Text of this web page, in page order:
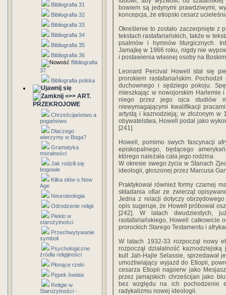
Bibliografia 31
Bibliografia 32
Bibliografia 33
Bibliografia 34
Bibliografia 35
Bibliografia 36
Bibliografia
37
Bibliografia polska
=>> ART.
PRZEKROJOWE
Chrześcijaństwo a
pogaństwo
Dlaczego
wierzymy w Boga?
Gramatyka
moralności
Jak rodzili się
bogowie
Kilka słów o New
Age
Neuroteologia
Odrodzenie religii
Piekło w
starożytności
Przechwytywanie
symboli
Psychologiczne
źródła religijności
Płonące rzeki
Pępek świata
Religie w
Starożytności -
bowiem są jedynymi prawdziwymi,
koncepcja, że etiopski cesarz
Określenie to zostało zaczerpnięte z
tekstach rastafariańskich, także w
psalmów i hymnów liturgicznych.
Jamajkę w 1966 roku, nigdy nie
i postawienia własnej osoby na
Leonard Percival Howell stał się
prorokiem rastafariańskim.
duchownego i sędziego pokoju.
mieszkając w nowojorskim Harlemie
niego przez jego ojca studiów
niewymagającymi kwalifikacji
artystą i kaznodzieją; w złożonym
obywatelstwa, Howell podał jako
[241].
Howell, pomimo swych fascynacji
episkopalnego, będącego
którego należała cała jego rodzina.
W okresie swego życia w Stanach
ideologii, głoszonej przez Marcusa
Praktykował również formy czarnej
składania ofiar ze zwierząt
Jedna z relacji dotyczy
opis sugeruje, że Howell próbował
[242]. W latach dwudziestych,
rastafariańskiego, Howell całkowicie
prorockich Starego Testamentu i
W latach 1932-33 rozpoczął nowy
rozpoczął działalność
kult Jah-Hajle Selassie, sprzedawał
umożliwiający wyjazd do Etiopii,
cesarza Etiopii najpierw jako
przez jamajskich chrześcijan jako
bez względu na ich pochodzenie
radykalizmu nowej ideologii.